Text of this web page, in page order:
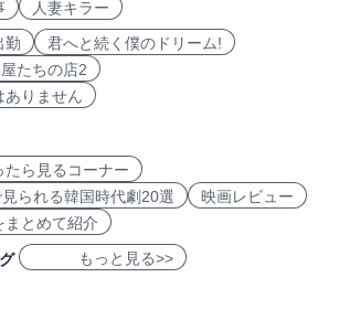
人妻キラー
勤
君へと続く僕のドリーム!
たちの店2
ありません
ら見るコーナー
見られる韓国時代劇20選
映画レビュー
まとめて紹介
もっと見る>>